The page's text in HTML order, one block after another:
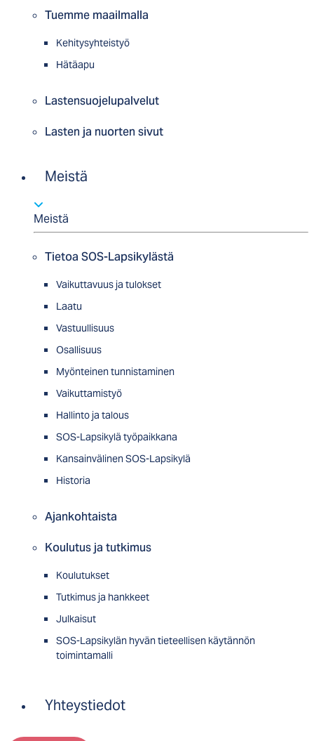
Tuemme maailmalla
Kehitysyhteistyö
Hätäapu
Lastensuojelupalvelut
Lasten ja nuorten sivut
Meistä
Meistä
Tietoa SOS-Lapsikylästä
Vaikuttavuus ja tulokset
Laatu
Vastuullisuus
Osallisuus
Myön­tei­nen tun­nis­ta­minen
Vaikuttamistyö
Hallinto ja talous
SOS-Lapsikylä työpaikkana
Kansainvälinen SOS-Lapsikylä
Historia
Ajankohtaista
Koulutus ja tutkimus
Koulutukset
Tutkimus ja hankkeet
Julkaisut
SOS-Lapsikylän hyvän tieteellisen käytännön
toimintamalli
Yhteystiedot